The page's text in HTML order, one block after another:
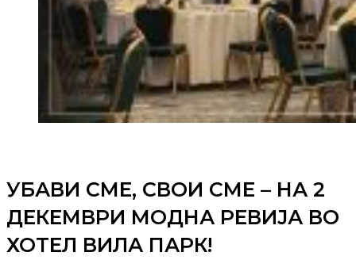
УБАВИ СМЕ, СВОИ СМЕ – НА 2
ДЕКЕМВРИ МОДНА РЕВИЈА ВО
ХОТЕЛ ВИЛА ПАРК!